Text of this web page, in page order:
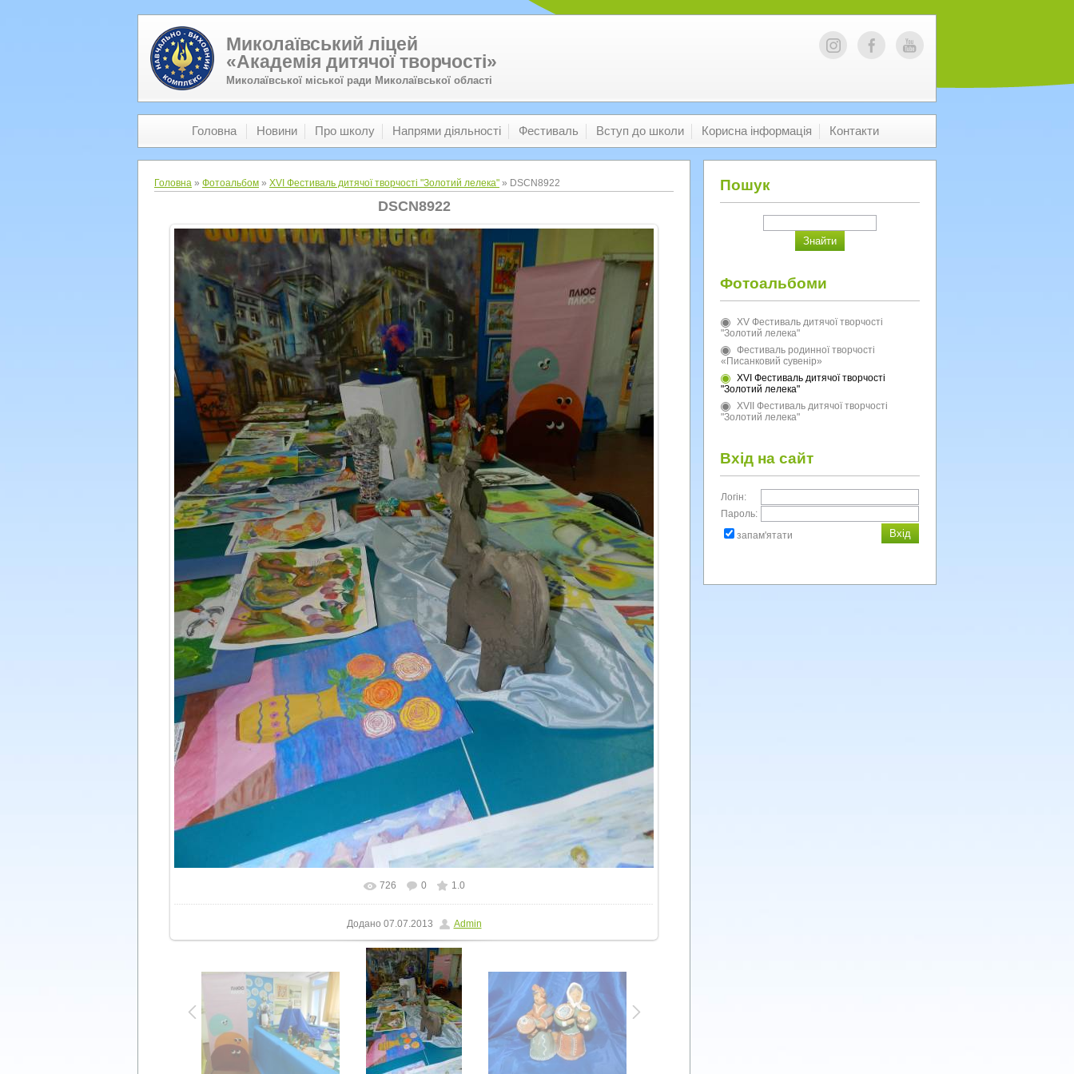
Миколаївський ліцей
«Академія дитячої творчості»
Миколаївської міської ради Миколаївської області
Головна Новини Про школу Напрями діяльності Фестиваль Вступ до школи Корисна інформація Контакти
Головна » Фотоальбом » XVI Фестиваль дитячої творчості "Золотий лелека" » DSCN8922
DSCN8922
У реальному розмірі 1200x1600
726 0 1.0
Додано 07.07.2013 Admin
Пошук
Фотоальбоми
XV Фестиваль дитячої творчості
"Золотий лелека"
Фестиваль родинної творчості
«Писанковий сувенір»
XVI Фестиваль дитячої творчості
"Золотий лелека"
XVII Фестиваль дитячої творчості
"Золотий лелека"
Вхід на сайт
Логін:
Пароль:
запам'ятати